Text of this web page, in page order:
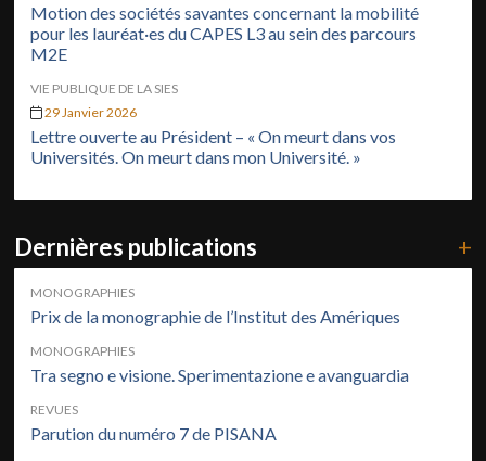
Motion des sociétés savantes concernant la mobilité
pour les lauréat·es du CAPES L3 au sein des parcours
M2E
VIE PUBLIQUE DE LA SIES
29 Janvier 2026
Lettre ouverte au Président – « On meurt dans vos
Universités. On meurt dans mon Université. »
Dernières publications +
MONOGRAPHIES
Prix de la monographie de l’Institut des Amériques
MONOGRAPHIES
Tra segno e visione. Sperimentazione e avanguardia
REVUES
Parution du numéro 7 de PISANA